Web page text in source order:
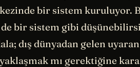
bir sistem kuruluyor.
de bir sistem gibi
dış dünyadan gelen
mı gerektiğine